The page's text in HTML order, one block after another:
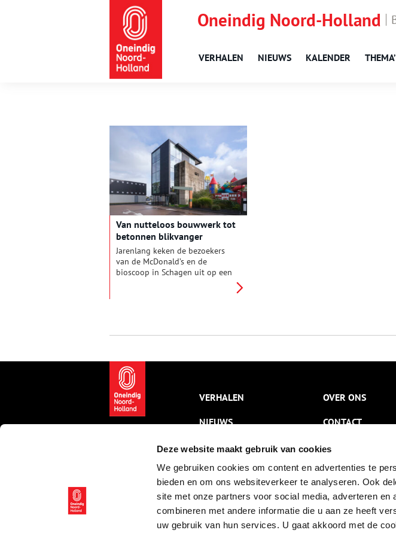
Deze website maakt gebruik van cookies
We gebruiken cookies om content en advertenties te
bieden en om ons websiteverkeer te analyseren. Ook
site met onze partners voor social media, adverteren en
combineren met andere informatie die u aan ze heeft
uw gebruik van hun services. U gaat akkoord met de
Oneindig Noord-Holland
VERHALEN NIEUWS KALENDER
Van nutteloos bouwwerk tot
betonnen blikvanger
Jarenlang keken de bezoekers
van de McDonald’s en de
bioscoop in Schagen uit op een
de 92 bunkers, die ooit in het
in de bunker een kantoor
gevestigd waardoor het
grauwste gebouw van Schagen
een van de opvallendste
gebouwen van Schagen is
geworden.
VERHALEN
NIEUWS
KALENDER
THEMA’S
ACTIVITEITEN
VIDEO’S
OVER ONS
CONTACT
NIEUWSBRIEF
DISCLAIMER
PRIVACY